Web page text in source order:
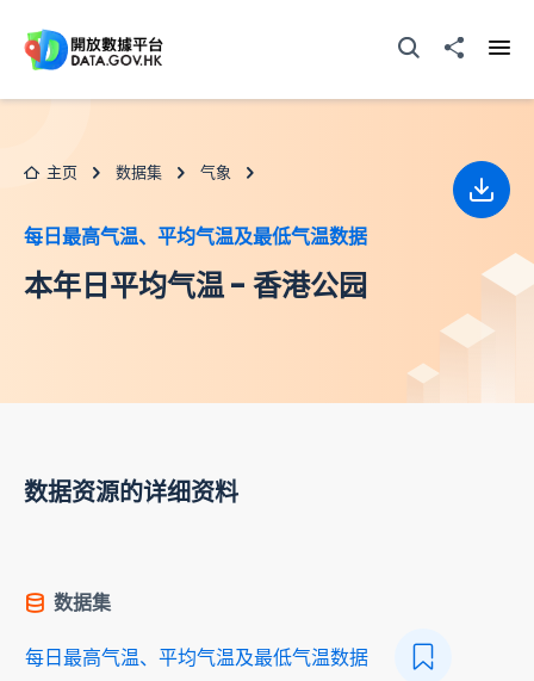
打开搜寻器分享至
主页 数据集 气象
每日最高气温、平均气温及最低气温数据
本年日平均气温 - 香港公园
下载
数据资源的详细资料
数据集
每日最高气温、平均气温及最低气温数据